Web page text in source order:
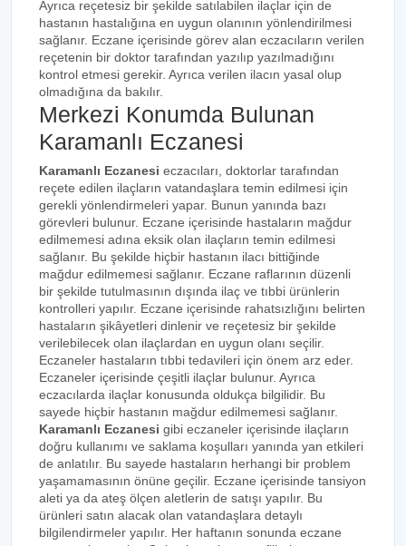
Ayrıca reçetesiz bir şekilde satılabilen ilaçlar için de
hastanın hastalığına en uygun olanının yönlendirilmesi
sağlanır. Eczane içerisinde görev alan eczacıların verilen
reçetenin bir doktor tarafından yazılıp yazılmadığını
kontrol etmesi gerekir. Ayrıca verilen ilacın yasal olup
olmadığına da bakılır.
Merkezi Konumda Bulunan
Karamanlı Eczanesi
Karamanlı Eczanesi eczacıları, doktorlar tarafından
reçete edilen ilaçların vatandaşlara temin edilmesi için
gerekli yönlendirmeleri yapar. Bunun yanında bazı
görevleri bulunur. Eczane içerisinde hastaların mağdur
edilmemesi adına eksik olan ilaçların temin edilmesi
sağlanır. Bu şekilde hiçbir hastanın ilacı bittiğinde
mağdur edilmemesi sağlanır. Eczane raflarının düzenli
bir şekilde tutulmasının dışında ilaç ve tıbbi ürünlerin
kontrolleri yapılır. Eczane içerisinde rahatsızlığını belirten
hastaların şikâyetleri dinlenir ve reçetesiz bir şekilde
verilebilecek olan ilaçlardan en uygun olanı seçilir.
Eczaneler hastaların tıbbi tedavileri için önem arz eder.
Eczaneler içerisinde çeşitli ilaçlar bulunur. Ayrıca
eczacılarda ilaçlar konusunda oldukça bilgilidir. Bu
sayede hiçbir hastanın mağdur edilmemesi sağlanır.
Karamanlı Eczanesi gibi eczaneler içerisinde ilaçların
doğru kullanımı ve saklama koşulları yanında yan etkileri
de anlatılır. Bu sayede hastaların herhangi bir problem
yaşamamasının önüne geçilir. Eczane içerisinde tansiyon
aleti ya da ateş ölçen aletlerin de satışı yapılır. Bu
ürünleri satın alacak olan vatandaşlara detaylı
bilgilendirmeler yapılır. Her haftanın sonunda eczane